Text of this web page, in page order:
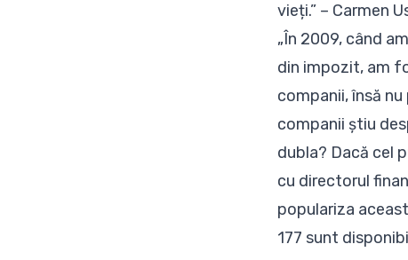
vieți.” – Carmen
„În 2009, când
din impozit, am
companii, însă
companii știu
dubla? Dacă cel
cu directorul
populariza
177 sunt